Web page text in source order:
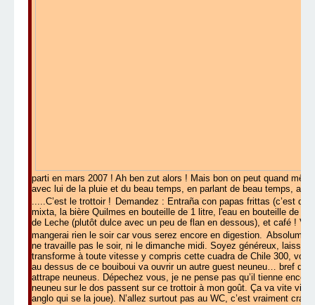
parti en mars 2007 ! Ah ben zut alors ! Mais bon on peut quand
avec lui de la pluie et du beau temps, en parlant de beau temps,
.....C’est le trottoir ! Demandez : Entraña con papas frittas (c’est
mixta, la bière Quilmes en bouteille de 1 litre, l'eau en bouteille de
de Leche (plutôt dulce avec un peu de flan en dessous), et café !
mangerai rien le soir car vous serez encore en digestion.
ne travaille pas le soir, ni le dimanche midi. Soyez généreux,
transforme à toute vitesse y compris cette cuadra de Chile 300,
au dessus de ce bouiboui va ouvrir un autre guest neuneu… bref
attrape neuneus. Dépechez vous, je ne pense pas qu’il tienne
neuneu sur le dos passent sur ce trottoir à mon goût. Ça va vite
anglo qui se la joue). N’allez surtout pas au WC, c’est vraiment